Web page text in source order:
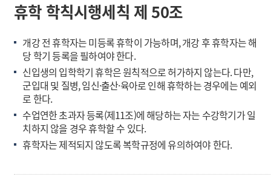
휴학 학칙시행세칙 제 50조
개강 전 휴학자는 미등록 휴학이 가능하며, 개강 후 휴학자는 해
당 학기 등록을 필하여야 한다.
신입생의 입학학기 휴학은 원칙적으로 허가하지 않는다. 다만,
군입대 및 질병, 임신·출산·육아로 인해 휴학하는 경우에는 예외
로 한다.
수업연한 초과자 등록(제11조)에 해당하는 자는 수강학기가 일
치하지 않을 경우 휴학할 수 있다.
휴학자는 제적되지 않도록 복학규정에 유의하여야 한다.